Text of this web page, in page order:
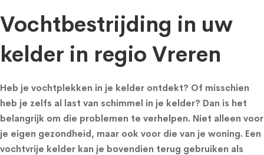
Vochtbestrijding in uw
kelder in regio Vreren
Heb je vochtplekken in je kelder ontdekt? Of misschien
heb je zelfs al last van schimmel in je kelder? Dan is het
belangrijk om die problemen te verhelpen. Niet alleen voor
je eigen gezondheid, maar ook voor die van je woning. Een
vochtvrije kelder kan je bovendien terug gebruiken als